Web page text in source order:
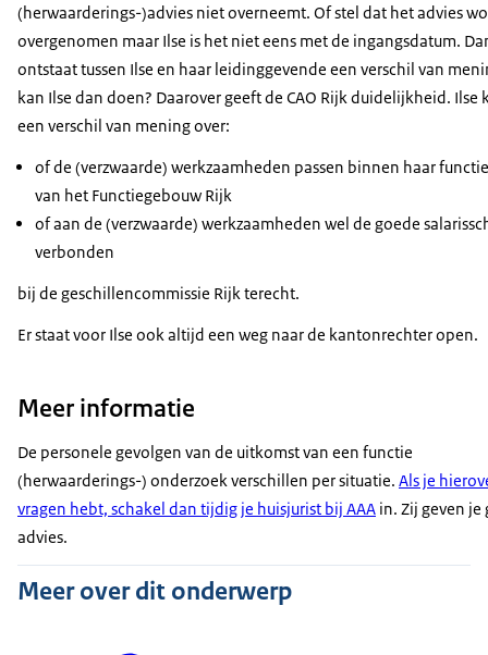
(herwaarderings-)advies niet overneemt. Of stel dat het advies
overgenomen maar Ilse is het niet eens met de ingangsdatum.
ontstaat tussen Ilse en haar leidinggevende een verschil van
kan Ilse dan doen? Daarover geeft de CAO Rijk duidelijkheid. Ilse
een verschil van mening over:
of de (verzwaarde) werkzaamheden passen binnen haar
van het Functiegebouw Rijk
of aan de (verzwaarde) werkzaamheden wel de goede
verbonden
bij de geschillencommissie Rijk terecht.
Er staat voor Ilse ook altijd een weg naar de kantonrechter open.
Meer informatie
De personele gevolgen van de uitkomst van een functie
(herwaarderings-) onderzoek verschillen per situatie. Als je
vragen hebt, schakel dan tijdig je huisjurist bij AAA in. Zij geven je
advies.
Meer over dit onderwerp